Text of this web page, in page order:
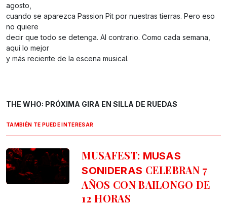
agosto,
cuando se aparezca Passion Pit por nuestras tierras. Pero eso
no quiere
decir que todo se detenga. Al contrario. Como cada semana,
aquí lo mejor
y más reciente de la escena musical.
THE WHO: PRÓXIMA GIRA EN SILLA DE RUEDAS
TAMBIÉN TE PUEDE INTERESAR
MUSAFEST: MUSAS
SONIDERAS CELEBRAN 7
AÑOS CON BAILONGO DE
12 HORAS